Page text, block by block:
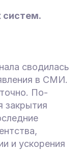
сводилась
в СМИ.
По-
закрытия
и ускорения